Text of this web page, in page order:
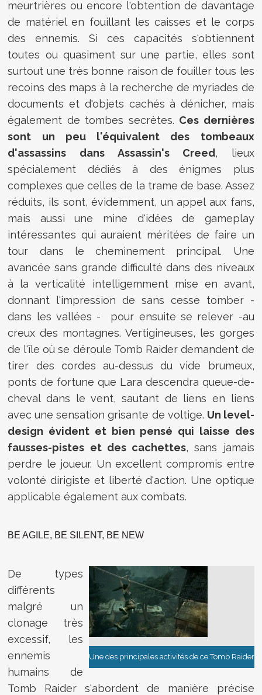
meurtrières ou encore l'obtention de davantage
de matériel en fouillant les caisses et le corps
des ennemis. Si ces capacités s'obtiennent
toutes ou quasiment sur une partie, elles sont
surtout une très bonne raison de fouiller tous les
recoins des maps à la recherche de myriades de
documents et d'objets cachés à dénicher, mais
également de tombes secrètes. Ces dernières
sont un peu l'équivalent des tombeaux
d'assassins dans Assassin's Creed, lieux
spécialement dédiés à des énigmes plus
complexes que celles de la trame de base. Assez
réduits, ils sont, évidemment, un appel aux fans,
mais aussi une mine d'idées de gameplay
intéressantes qui auraient méritées de faire un
tour dans le cheminement principal. Une
avancée sans grande difficulté dans des niveaux
à la verticalité intelligemment mise en avant,
donnant l'impression de sans cesse tomber -
dans les vallées - pour ensuite se relever -au
creux des montagnes. Vertigineuses, les gorges
de l'île où se déroule Tomb Raider demandent de
tirer des cordes au-dessus du vide brumeux,
ponts de fortune que Lara descendra queue-de-
cheval dans le vent, sautant de liens en liens
avec une sensation grisante de voltige. Un level-
design évident et bien pensé qui laisse des
fausses-pistes et des cachettes, sans jamais
perdre le joueur. Un excellent compromis entre
volonté dirigiste et liberté d'action. Une optique
applicable également aux combats.
BE AGILE, BE SILENT, BE NEW
Une des principales activités de ce Tomb Raider
De types
différents
malgré un
clonage très
excessif, les
ennemis
humains de
Tomb Raider s'abordent de manière précise